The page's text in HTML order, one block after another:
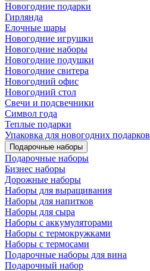
Новогодние подарки
Гирлянда
Елочные шары
Новогодние игрушки
Новогодние наборы
Новогодние подушки
Новогодние свитера
Новогодний офис
Новогодний стол
Свечи и подсвечники
Символ года
Теплые подарки
Упаковка для новогодних подарков
Подарочные наборы
Подарочные наборы
Бизнес наборы
Дорожные наборы
Наборы для выращивания
Наборы для напитков
Наборы для сыра
Наборы с аккумуляторами
Наборы с термокружками
Наборы с термосами
Подарочные наборы для вина
Подарочный набор